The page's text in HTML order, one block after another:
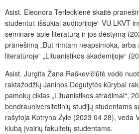
Asist. Eleonora Terleckienė skaitė
studentui: iššūkiai auditorijoje“ VU LKVT
seminare apie literatūrą ir jos dėstymą
pranešimą „Būt rimtam neapsimoka, arba
literatūroje“ „Lituanistikos akademijoje“
Asist. Jurgita Žana Raškevičiūtė vedė
raktažodžių Janinos Degutytės kūrybai
pamokų ciklas „Lituanistikos atradimai“,
bendrauniversitetinių studijų studentams
rašytoja Kotryna Zyle (2023 04 28), veda
klubą įvairių fakultetų studentams.